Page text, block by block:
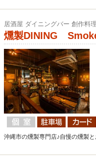
居酒屋 ダイニングバー 創作料
燻製DINING
沖縄市の燻製専門店♪自慢の燻製